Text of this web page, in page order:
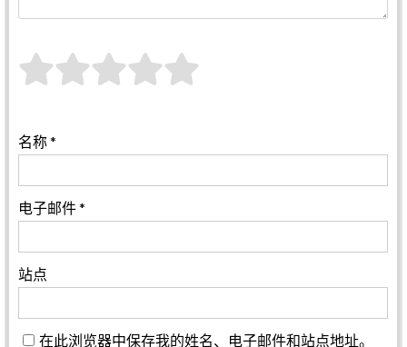
名称*
电子邮件*
站点
在此浏览器中保存我的姓名、电子邮件和站点地址。